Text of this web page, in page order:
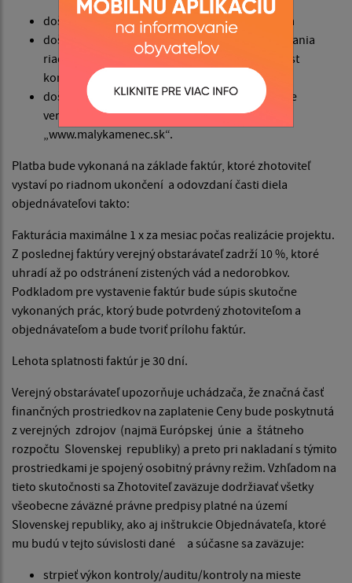
došlo k podpisu zmluvy s poskytovateľom NFP a
došlo k schváleniu postupu verejného obstarávania
riadiacim orgánom v rámci štandardnej ex – post
kontroly a
došlo ku zverejneniu zmluvy na webovej stránke
verejného obstarávateľa na internetovej adrese
„www.malykamenec.sk“.
Platba bude vykonaná na základe faktúr, ktoré zhotoviteľ
vystaví po riadnom ukončení a odovzdaní časti diela
objednávateľovi takto:
Fakturácia maximálne 1 x za mesiac počas realizácie projektu.
Z poslednej faktúry verejný obstarávateľ zadrží 10 %, ktoré
uhradí až po odstránení zistených vád a nedorobkov.
Podkladom pre vystavenie faktúr bude súpis skutočne
vykonaných prác, ktorý bude potvrdený zhotoviteľom a
objednávateľom a bude tvoriť prílohu faktúr.
Lehota splatnosti faktúr je 30 dní.
Verejný obstarávateľ upozorňuje uchádzača, že značná časť
finančných prostriedkov na zaplatenie Ceny bude poskytnutá
z verejných zdrojov (najmä Európskej únie a štátneho
rozpočtu Slovenskej republiky) a preto pri nakladaní s týmito
prostriedkami je spojený osobitný právny režim. Vzhľadom na
tieto skutočnosti sa Zhotoviteľ zaväzuje dodržiavať všetky
všeobecne záväzné právne predpisy platné na území
Slovenskej republiky, ako aj inštrukcie Objednávateľa, ktoré
mu budú v tejto súvislosti dané a súčasne sa zaväzuje:
strpieť výkon kontroly/auditu/kontroly na mieste